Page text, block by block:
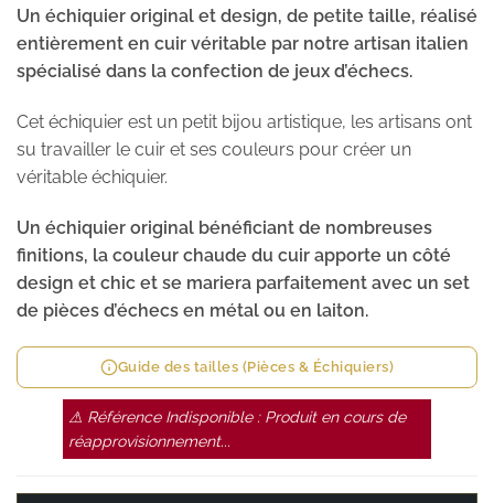
Un échiquier original et design, de petite taille, réalisé
entièrement en cuir véritable par notre artisan italien
spécialisé dans la confection de jeux d’échecs.
Cet échiquier est un petit bijou artistique, les artisans ont
su travailler le cuir et ses couleurs pour créer un
véritable échiquier.
Un échiquier original bénéficiant de nombreuses
finitions, la couleur chaude du cuir apporte un côté
design et chic et se mariera parfaitement avec un set
de pièces d’échecs en métal ou en laiton.
Guide des tailles (Pièces & Échiquiers)
⚠ Référence Indisponible : Produit en cours de
réapprovisionnement...